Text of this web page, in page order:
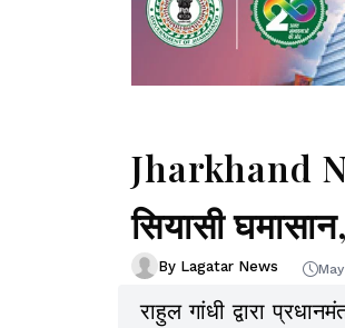
Jharkhand
सियासी
By Lagatar News
राहुल गांधी द्वारा